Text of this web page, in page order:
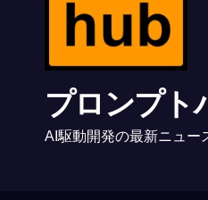
プロンプト
AI駆動開発の最新ニュー